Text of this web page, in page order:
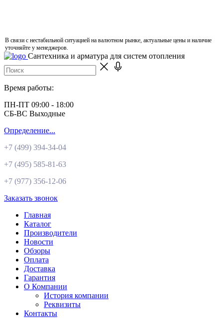
В связи с нестабильной ситуацией на валютном рынке, актуальные цены и наличие
уточняйте у менеджеров.
Сантехника и арматура для систем отопления
Время работы:
ПН-ПТ 09:00 - 18:00
СБ-ВС Выходные
Определение...
+7 (499) 394-34-04
+7 (495) 585-81-63
+7 (977) 356-12-06
Заказать звонок
Главная
Каталог
Производители
Новости
Обзоры
Оплата
Доставка
Гарантия
О Компании
История компании
Реквизиты
Контакты